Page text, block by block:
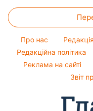
Віталій
Софія Ротару
Новини Сум
Новини Черкаси
Новини Тернополя
Новини Рівного
Новини Запоріжжя
Погода на сьогодні
Погода на завтра
Пилова буря
Тести по картинці
Оптичні ілюзії
Народні прикмети
Усе про шоу-бізнес
Про нас Редакція
Редакційна політика
Реклама на сайті
Звіт